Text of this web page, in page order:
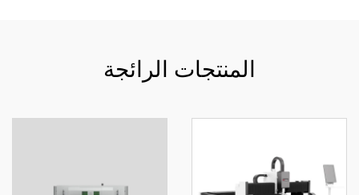
المنتجات الرائجة